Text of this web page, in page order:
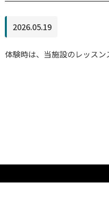
2026.05.19
体験時は、当施設のレッス